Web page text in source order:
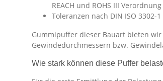
REACH und ROHS III
Toleranzen nach DIN ISO 3302-1
Gummipuffer dieser Bauart bieten
Gewindedurchmessern bzw.
Wie stark können diese Puffer